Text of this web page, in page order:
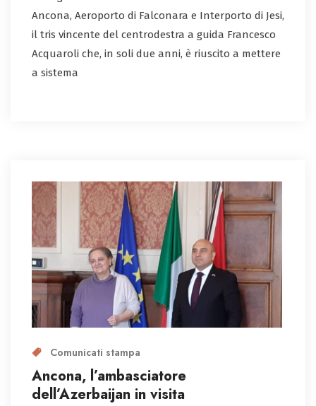
Ancona, Aeroporto di Falconara e Interporto di Jesi,
il tris vincente del centrodestra a guida Francesco
Acquaroli che, in soli due anni, è riuscito a mettere
a sistema
Comunicati stampa
Ancona, l’ambasciatore
dell’Azerbaijan in visita